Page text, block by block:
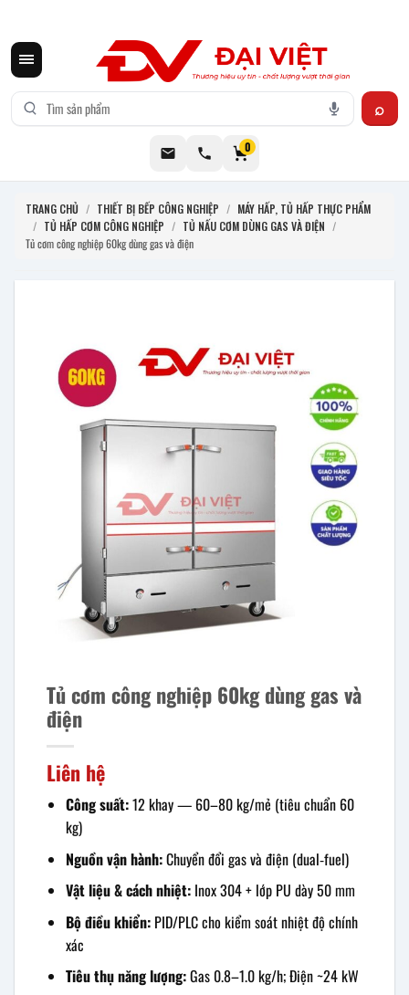
0
TRANG CHỦ / THIẾT BỊ BẾP CÔNG NGHIỆP / MÁY HẤP, TỦ HẤP THỰC PHẨM
/ TỦ HẤP CƠM CÔNG NGHIỆP / TỦ NẤU CƠM DÙNG GAS VÀ ĐIỆN /
Tủ cơm công nghiệp 60kg dùng gas và điện
Tủ cơm công nghiệp 60kg dùng gas và
điện
Liên hệ
Công suất:12 khay — 60–80 kg/mẻ (tiêu chuẩn 60
kg)
Nguồn vận hành:Chuyển đổi gas và điện (dual‑fuel)
Vật liệu & cách nhiệt:Inox 304 + lớp PU dày 50 mm
Bộ điều khiển:PID/PLC cho kiểm soát nhiệt độ chính
xác
Tiêu thụ năng lượng:Gas 0.8–1.0 kg/h; Điện ~24 kW